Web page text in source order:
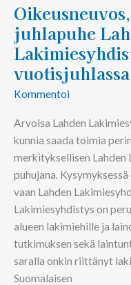
juhlapuhe
Kommentoi
Arvoisa Lahden
kunnia saada toimia
merkityksellisen Lahden
puhujana.
vaan Lahden
Lakimiesyhdistys on
alueen lakimiehille ja
tutkimuksen sekä
saralla onkin riittänyt
Suomalaisen
juhlapuhe
Lahden
Lakimiesyhdistyksen
110-
vuotisjuhlassa